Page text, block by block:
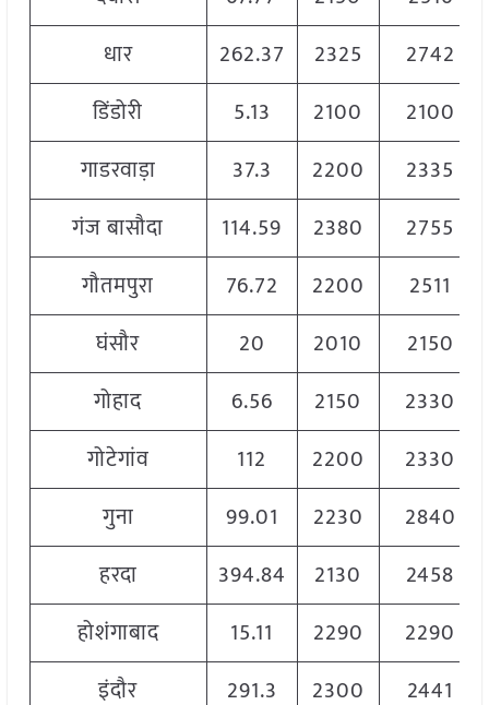
धार
262.37 2325
2742
डिंडोरी
5.13 2100
2100
गाडरवाड़ा
37.3 2200
2335
गंज बासौदा
114.59 2380
2755
गौतमपुरा
76.72 2200
2511
घंसौर
20 2010
2150
गोहाद
6.56 2150
2330
गोटेगांव
112 2200
2330
गुना
99.01 2230
2840
हरदा
394.84 2130
2458
होशंगाबाद
15.11 2290
2290
इंदौर
291.3 2300
2441